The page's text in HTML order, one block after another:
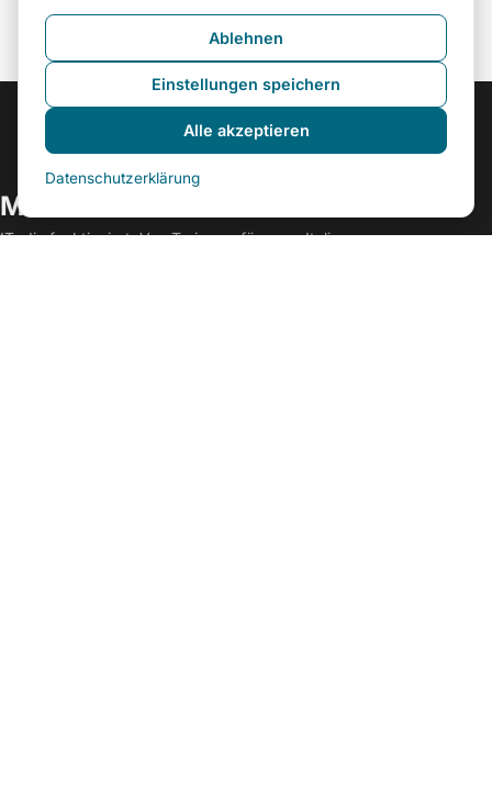
MEGISTONE SRL
IT, die funktioniert. Von Turin aus für ganz Italien.
Ablehnen
Einstellungen speichern
Alle akzeptieren
Datenschutzerklärung